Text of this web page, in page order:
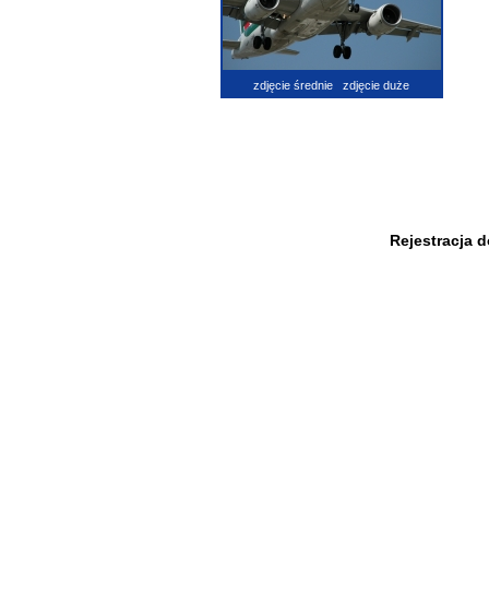
zdjęcie średnie zdjęcie duże
Rejestracja